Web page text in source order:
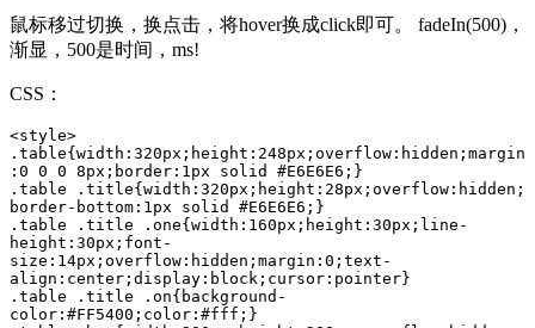
鼠标移过切换，换点击，将hover换成click即可。 fadeIn(500)，
渐显，500是时间，ms!
CSS：
<style>
.table{width:320px;height:248px;overflow:hidden;margin
:0 0 0 8px;border:1px solid #E6E6E6;}
.table .title{width:320px;height:28px;overflow:hidden;
border-bottom:1px solid #E6E6E6;}
.table .title .one{width:160px;height:30px;line-
height:30px;font-
size:14px;overflow:hidden;margin:0;text-
align:center;display:block;cursor:pointer}
.table .title .on{background-
color:#FF5400;color:#fff;}